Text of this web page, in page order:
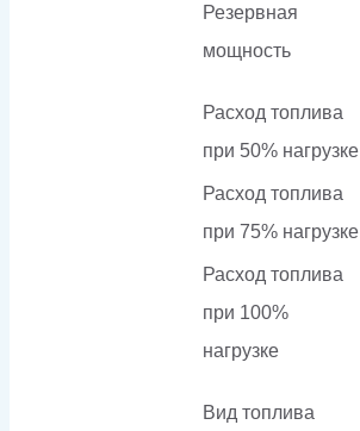
Резервная
мощность
Расход топлива
при 50% нагрузке
Расход топлива
при 75% нагрузке
Расход топлива
при 100%
нагрузке
Вид топлива